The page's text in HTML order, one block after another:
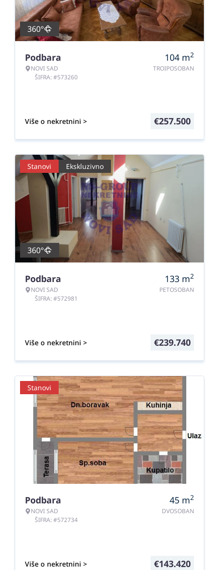
360°
Podbara
NOVI SAD
ŠIFRA: #573260
104 m2
TROIPOSOBAN
Više o nekretnini > €257.500
Stanovi Ekskluzivno
360°
Podbara
NOVI SAD
ŠIFRA: #572981
133 m2
PETOSOBAN
Više o nekretnini > €239.740
Stanovi
Podbara
NOVI SAD
ŠIFRA: #572734
45 m2
DVOSOBAN
Više o nekretnini > €143.420